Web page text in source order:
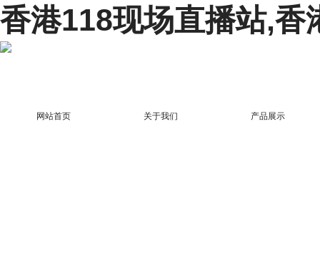
香港118现场直播站,香
网站首页 关于我们 产品展示